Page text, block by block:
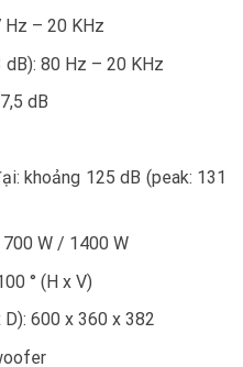
Hz – 20 KHz
80 Hz – 20 KHz
dB
khoảng 125 dB (peak: 131
W / 1400 W
° (H x V)
600 x 360 x 382